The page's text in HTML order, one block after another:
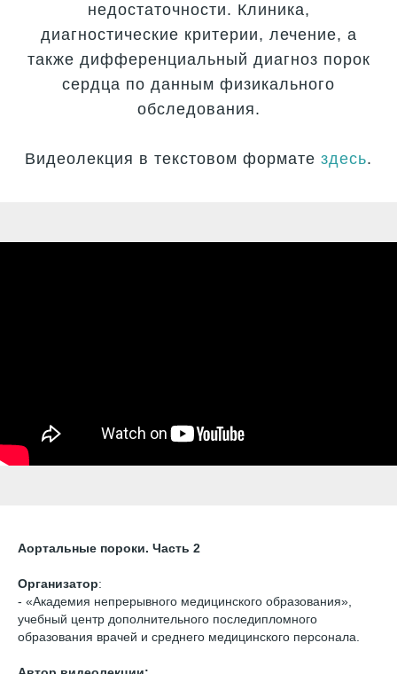
недостаточности. Клиника,
диагностические критерии, лечение, а
также диффeренциальный диагноз порок
сердца по данным физикального
обследования.
Видеолекция в текстовом формате здесь.
Аортальные пороки. Часть 2
Организатор:
- «Академия непрерывного медицинского образования»,
учебный центр дополнительного последипломного
образования врачей и среднего медицинского персонала.